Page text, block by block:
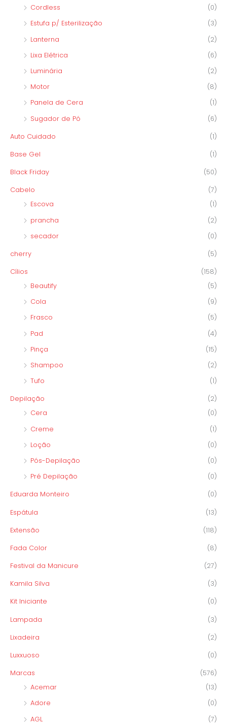
Cordless
(0)
Estufa p/ Esterilização
(3)
Lanterna
(2)
Lixa Elétrica
(6)
Luminária
(2)
Motor
(8)
Panela de Cera
(1)
Sugador de Pó
(6)
Auto Cuidado (1)
Base Gel (1)
Black Friday (50)
Cabelo
(7)
Escova
(1)
prancha
(2)
secador
(0)
cherry (5)
Cílios
(158)
Beautify
(5)
Cola
(9)
Frasco
(5)
Pad
(4)
Pinça
(15)
Shampoo
(2)
Tufo
(1)
Depilação
(2)
Cera
(0)
Creme
(1)
Loção
(0)
Pós-Depilação
(0)
Pré Depilação
(0)
Eduarda Monteiro (0)
Espátula (13)
Extensão (118)
Fada Color (8)
Festival da Manicure (27)
Kamila Silva (3)
Kit Iniciante (0)
Lampada (3)
Lixadeira (2)
Luxxuoso (0)
Marcas
(576)
Acemar
(13)
Adore
(0)
AGL
(7)